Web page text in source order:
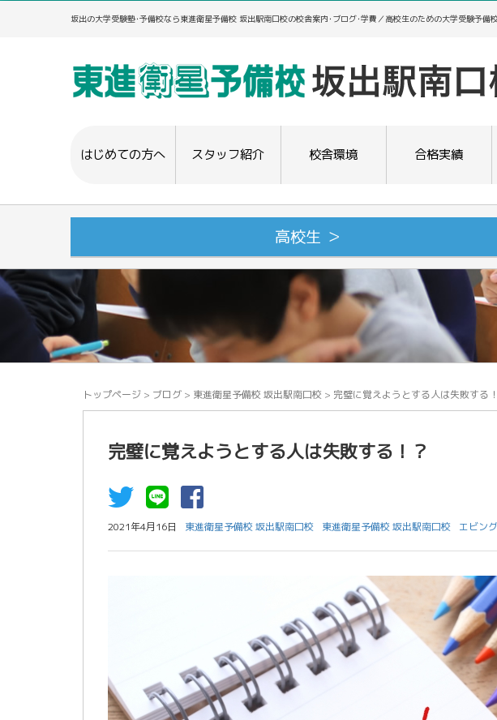
坂出の大学受験塾･予備校なら東進衛星予備校 坂出駅南口校の校舎案内･ブログ･学費／高校生のための大学受験予備
はじめての方へ スタッフ紹介 校舎環境 合格実績
高校生 ＞
トップページ > ブログ > 東進衛星予備校 坂出駅南口校 > 完璧に覚えようとする人は失敗する
完璧に覚えようとする人は失敗する！？
2021年4月16日 東進衛星予備校 坂出駅南口校 東進衛星予備校 坂出駅南口校 エビン